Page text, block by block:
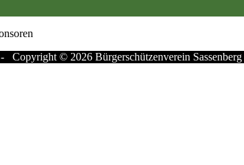
- Copyright © 2026 Bürgerschützenverein